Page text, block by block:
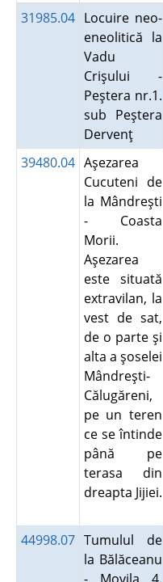
31985.04 Locuire neo-
eneolitică la
Vadu
Crişului -
Peştera nr.1.
sub Peştera
Dervenţ
39480.04 Aşezarea
Cucuteni de
la Mândreşti
- Coasta
Morii.
Aşezarea
este situată
extravilan, la
vest de sat,
de o parte şi
alta a şoselei
Mândreşti-
Călugăreni,
pe un teren
ce se întinde
până pe
terasa din
dreapta Jijiei.
44998.07 Tumulul de
la Bălăceanu